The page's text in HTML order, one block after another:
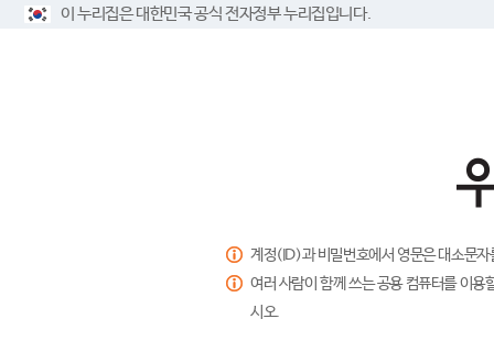
이 누리집은 대한민국 공식 전자정부 누리집입니다.
계정(ID)과 비밀번호에서 영문은 대소문
여러 사람이 함께 쓰는 공용 컴퓨터를 이
시오.